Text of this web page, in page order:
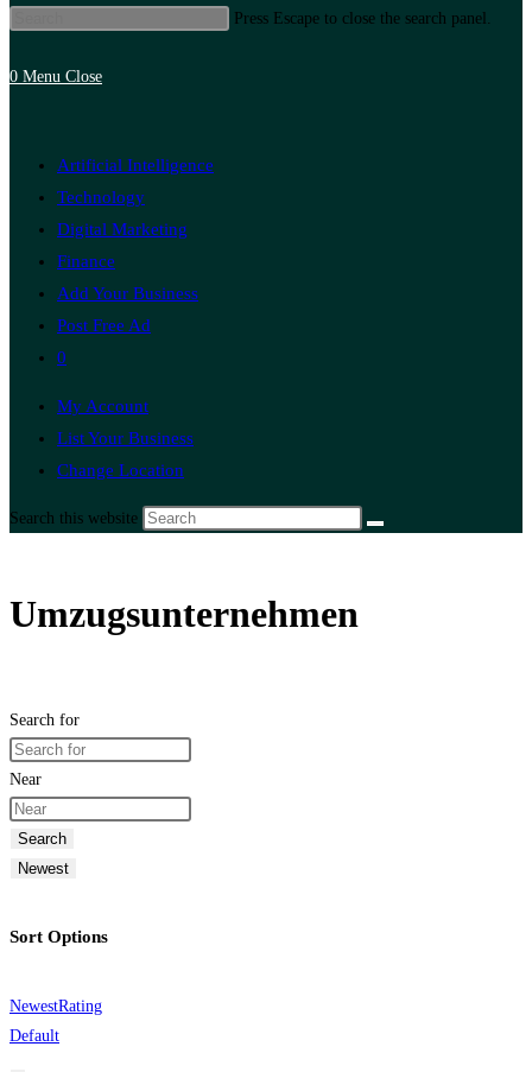
Press Escape to close the search panel.
0 Menu Close
Artificial Intelligence
Technology
Digital Marketing
Finance
Add Your Business
Post Free Ad
0
My Account
List Your Business
Change Location
Search this website
Umzugsunternehmen
Search for
Near
Search
Newest
Sort Options
NewestRating
Default